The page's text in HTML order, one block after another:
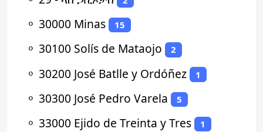
⚬ 30000 Minas 15
⚬ 30100 Solís de Mataojo 2
⚬ 30200 José Batlle y Ordóñez 1
⚬ 30300 José Pedro Varela 5
⚬ 33000 Ejido de Treinta y Tres 1